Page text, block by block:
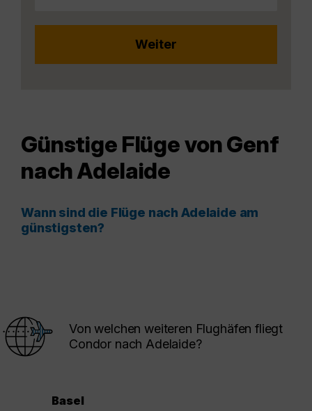
Günstige Flüge von Genf
nach Adelaide
Wann sind die Flüge nach Adelaide am
günstigsten?
Von welchen weiteren Flughäfen fliegt
Condor nach Adelaide?
Basel